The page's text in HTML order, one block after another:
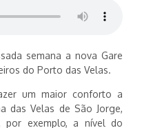
semana a nova Gare
do Porto das Velas.
um maior conforto a
das Velas de São Jorge,
por exemplo, a nível do